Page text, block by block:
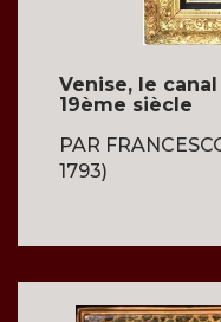
Venise, le
19ème siècle
PAR
1793)